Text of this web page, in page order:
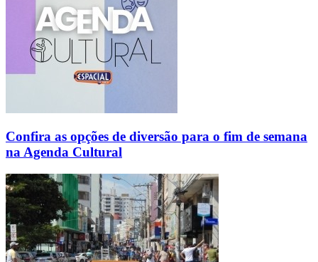
Confira as opções de diversão para o fim de semana
na Agenda Cultural